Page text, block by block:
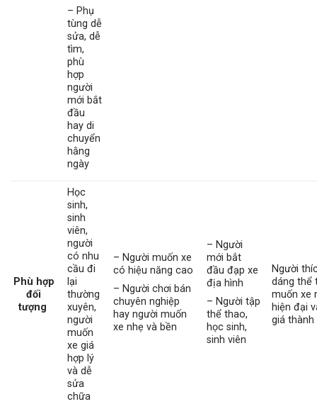
– Phụ
tùng dễ
sửa, dễ
tìm,
phù
hợp
người
mới bắt
đầu
hay di
chuyển
hằng
ngày
Phù hợp
đối
tượng
Học
sinh,
sinh
viên,
người
có nhu
cầu đi
lại
thường
xuyên,
người
muốn
xe giá
hợp lý
và dễ
sửa
chữa
– Người muốn xe
có hiệu năng cao
– Người chơi bán
chuyên nghiệp
hay người muốn
xe nhẹ và bền
– Người
mới bắt
đầu đạp xe
địa hình
– Người tập
thể thao,
học sinh,
sinh viên
Người
dáng thể
muốn xe
hiện đại
giá thành